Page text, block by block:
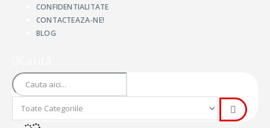
CONFIDENTIALITATE
CONTACTEAZA-NE!
BLOG